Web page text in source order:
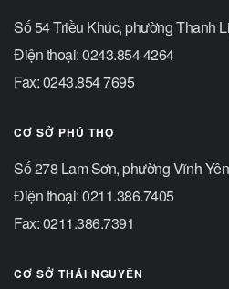
Số 54 Triều Khúc, phường Thanh
Điện thoại: 0243.854 4264
Fax: 0243.854 7695
CƠ SỞ PHÚ THỌ
Số 278 Lam Sơn, phường Vĩnh
Điện thoại: 0211.386.7405
Fax: 0211.386.7391
CƠ SỞ THÁI NGUYÊN